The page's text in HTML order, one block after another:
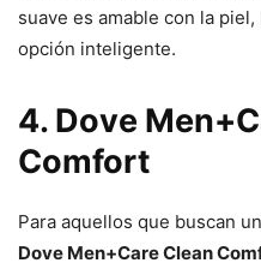
suave es amable con la
opción inteligente.
4. Dove
Comfort
Para aquellos que buscan
Dove Men+Care Clean